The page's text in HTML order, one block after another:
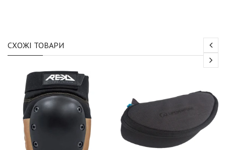
СХОЖІ ТОВАРИ